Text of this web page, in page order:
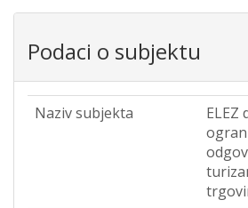
Podaci o subjektu
Naziv subjekta
ELEZ